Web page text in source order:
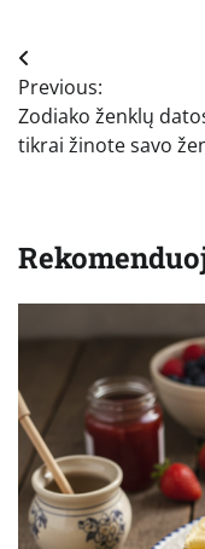
Navigacija
tarp
įrašų
Previous:
Zodiako ženklų
tikrai žinote savo